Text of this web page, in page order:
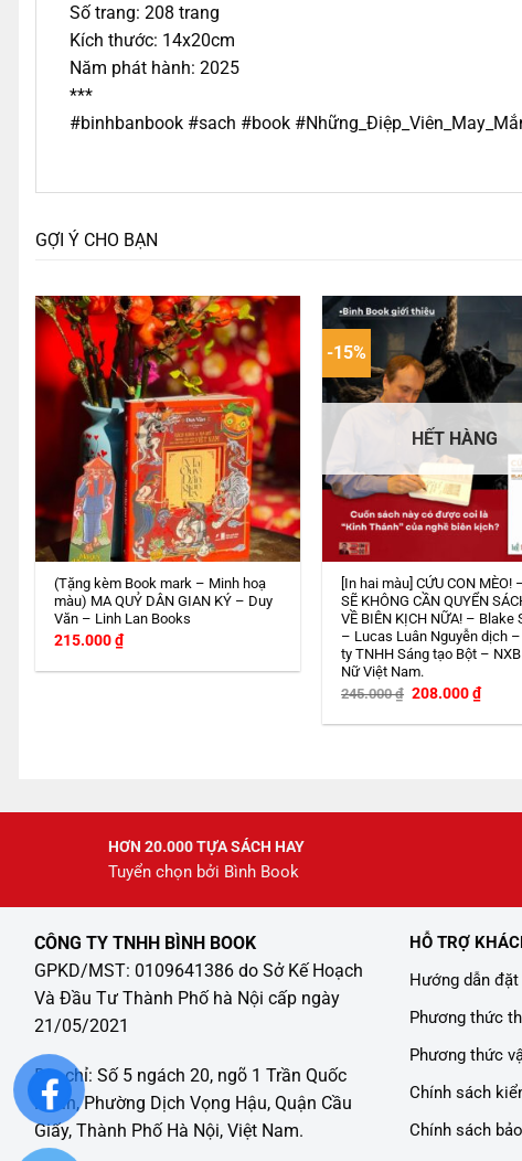
Số trang: 208 trang
Kích thước: 14x20cm
Năm phát hành: 2025
***
#binhbanbook #sach #book
GỢI Ý CHO BẠN
(Tặng kèm Book mark – Minh hoạ
màu) MA QUỶ DÂN GIAN KÝ – Duy
Văn – Linh Lan Books
215.000₫
-15%
HẾT HÀNG
[In hai màu] CỨU CON MÈO!
SẼ KHÔNG CẦN QUYỂN
VỀ BIÊN KỊCH NỮA! – Blake
– Lucas Luân Nguyễn dịch
ty TNHH Sáng tạo Bột –
Nữ Việt Nam.
245.000₫ Giá
là:
208.000₫Giá
hiện
tại
HƠN 20.000 TỰA SÁCH HAY
Tuyển chọn bởi Bình Book
CÔNG TY TNHH BÌNH BOOK
GPKD/MST: 0109641386 do Sở Kế Hoạch
Và Đầu Tư Thành Phố hà Nội cấp ngày
21/05/2021
Địa chỉ: Số 5 ngách 20, ngõ 1 Trần Quốc
Hoàn, Phường Dịch Vọng Hậu, Quận Cầu
Giấy, Thành Phố Hà Nội, Việt Nam.
HỖ TRỢ
Hướng dẫn đặt
Phương thức
Phương thức
Chính sách
Chính sách